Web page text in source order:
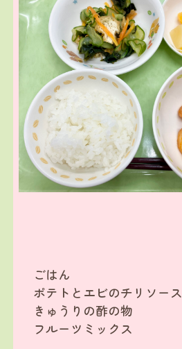
ごはん
ポテトとエビのチリソース
きゅうりの酢の物
フルーツミックス